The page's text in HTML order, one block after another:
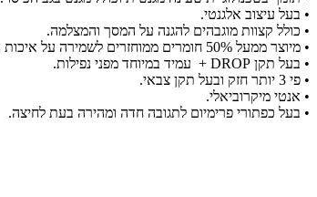
• בעל עיצוב אלגנטי.
• כולל קצוות מוגבהים להגנה על המסך והמצלמה.
• מיוצר ממעל 50% חומרים ממוחזרים לשמירה על איכות הסביבה.
• בעל תקן DROP + עמיד במיוחד מפני נפילות.
• פי 3 יותר חזק ובעל תקן צבאי.
• אנטי מיקרוביאלי.
• בעל כפתורי פרימיום לתגובה חדה ומהירה בעת לחיצה.